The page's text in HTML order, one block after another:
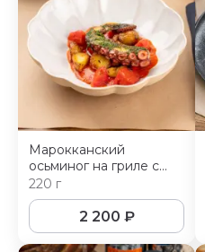
Марокканский
осьминог на гриле с
соусом из печеного
перца
220 г
2 200 ₽